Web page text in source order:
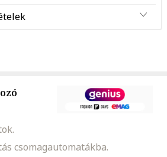
csomagautomatákba.